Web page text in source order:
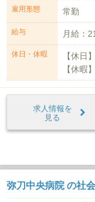
雇用形態 常勤
給与 月給：
休日・休暇
【休日
【休暇
求人情報を
見る
弥刀中央病院 の社